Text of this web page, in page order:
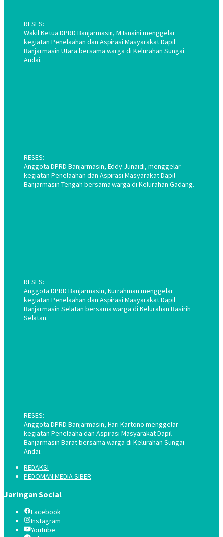
RESES:
Wakil Ketua DPRD Banjarmasin, M Isnaini menggelar
kegiatan Penelaahan dan Aspirasi Masyarakat Dapil
Banjarmasin Utara bersama warga di Kelurahan Sungai
Andai.
RESES:
Anggota DPRD Banjarmasin, Eddy Junaidi, menggelar
kegiatan Penelaahan dan Aspirasi Masyarakat Dapil
Banjarmasin Tengah bersama warga di Kelurahan Gadang.
RESES:
Anggota DPRD Banjarmasin, Nurrahman menggelar
kegiatan Penelaahan dan Aspirasi Masyarakat Dapil
Banjarmasin Selatan bersama warga di Kelurahan Basirih
Selatan.
RESES:
Anggota DPRD Banjarmasin, Hari Kartono menggelar
kegiatan Penelaaha dan Aspirasi Masyarakat Dapil
Banjarmasin Barat bersama warga di Kelurahan Sungai
Andai.
REDAKSI
PEDOMAN MEDIA SIBER
Jaringan Social
Facebook
Instagram
Youtube